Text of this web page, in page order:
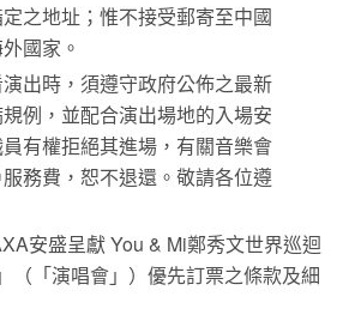
之地址；惟不接受郵寄至中國
國家。
出時，須遵守政府公佈之最新
例，並配合演出場地的入場安
有權拒絕其進場，有關音樂會
務費，恕不退還。敬請各位遵
安盛呈獻 You & Mi鄭秀文世界巡迴
（「演唱會」）優先訂票之條款及細